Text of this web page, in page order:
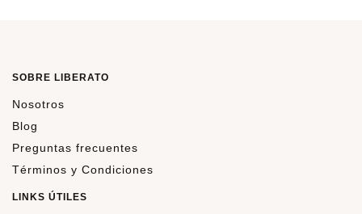
SOBRE LIBERATO
Nosotros
Blog
Preguntas frecuentes
Términos y Condiciones
LINKS ÚTILES